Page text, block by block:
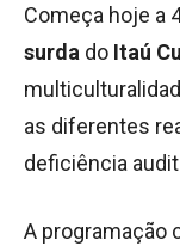
Começa hoje a
surda do Itaú
as diferentes
deficiência
A programação